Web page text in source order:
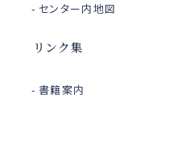
センター内地図
リンク集
書籍案内